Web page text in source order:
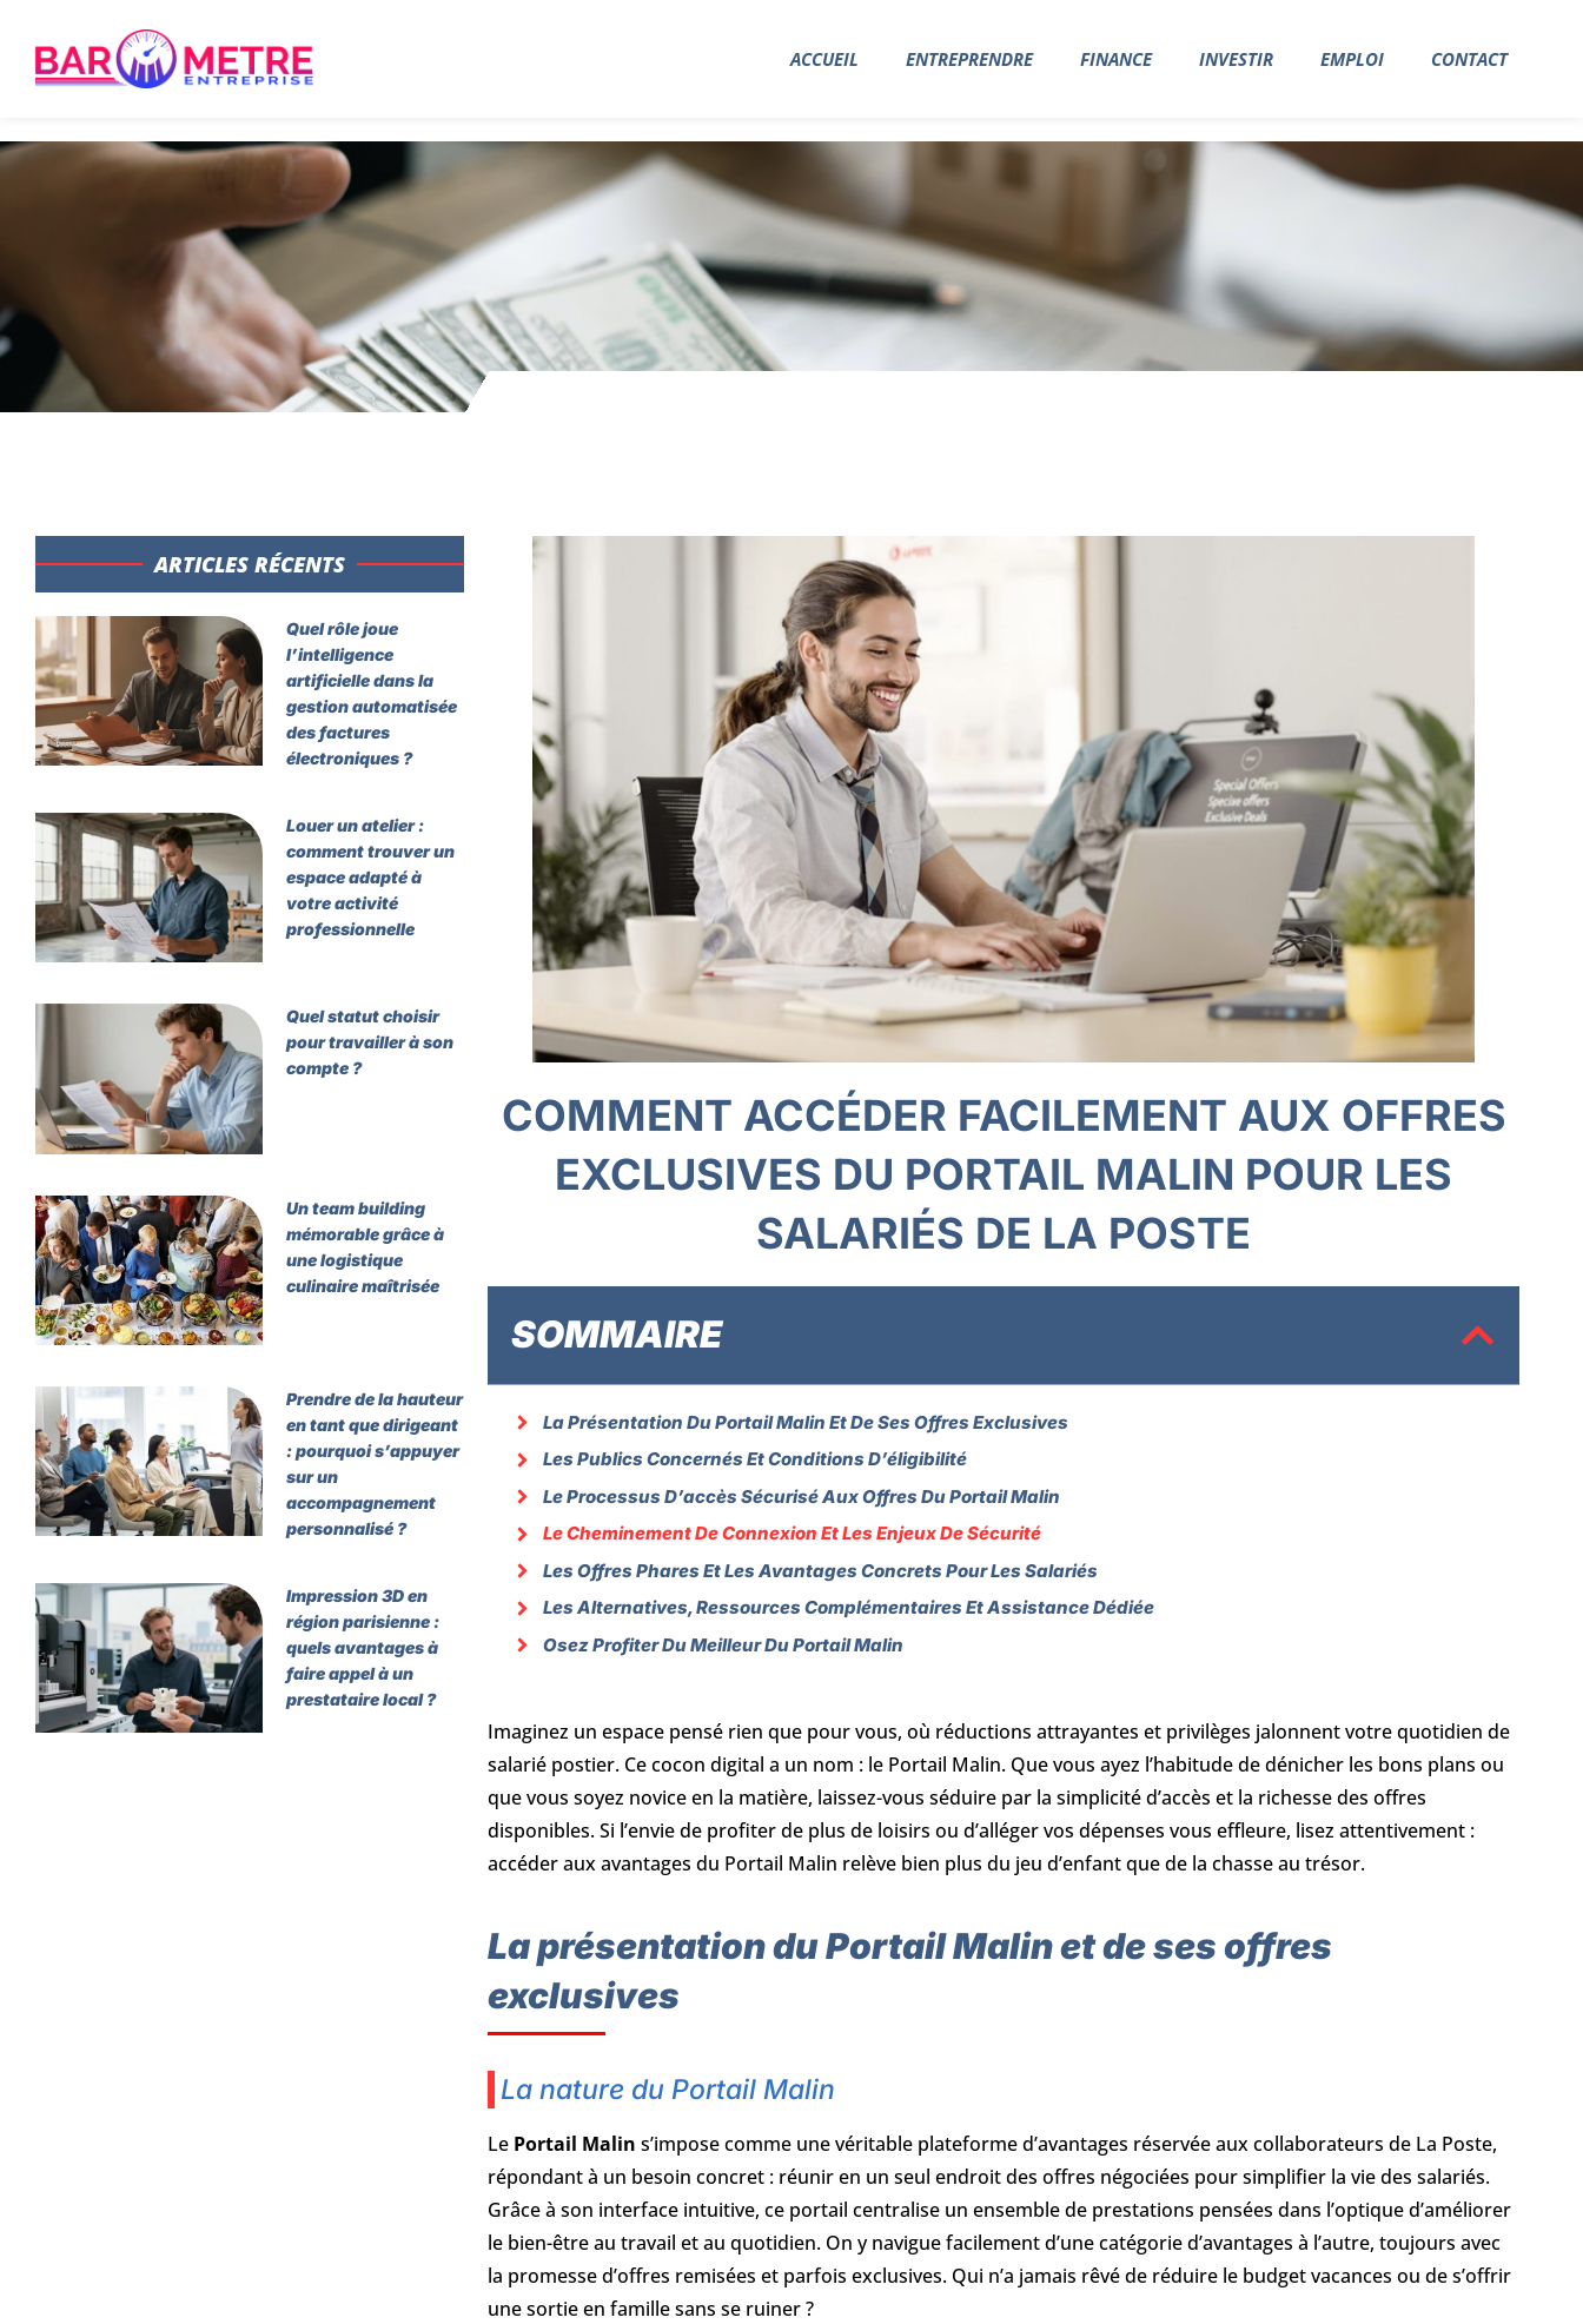
ACCUEIL ENTREPRENDRE FINANCE INVESTIR EMPLOI CONTACT
ARTICLES RÉCENTS​
Quel rôle joue
l’intelligence
artificielle dans la
gestion automatisée
des factures
électroniques ?
Louer un atelier :
comment trouver un
espace adapté à
votre activité
professionnelle
Quel statut choisir
pour travailler à son
compte ?
Un team building
mémorable grâce à
une logistique
culinaire maîtrisée
Prendre de la hauteur
en tant que dirigeant
: pourquoi s’appuyer
sur un
accompagnement
personnalisé ?
Impression 3D en
région parisienne :
quels avantages à
faire appel à un
prestataire local ?
COMMENT ACCÉDER FACILEMENT AUX OFFRES
EXCLUSIVES DU PORTAIL MALIN POUR LES
SALARIÉS DE LA POSTE
SOMMAIRE
La Présentation Du Portail Malin Et De Ses Offres Exclusives
Les Publics Concernés Et Conditions D’éligibilité
Le Processus D’accès Sécurisé Aux Offres Du Portail Malin
Le Cheminement De Connexion Et Les Enjeux De Sécurité
Les Offres Phares Et Les Avantages Concrets Pour Les Salariés
Les Alternatives, Ressources Complémentaires Et Assistance Dédiée
Osez Profiter Du Meilleur Du Portail Malin
Imaginez un espace pensé rien que pour vous, où réductions attrayantes et privilèges jalonnent votre quotidien de
salarié postier. Ce cocon digital a un nom : le Portail Malin. Que vous ayez l’habitude de dénicher les bons plans ou
que vous soyez novice en la matière, laissez-vous séduire par la simplicité d’accès et la richesse des offres
disponibles. Si l’envie de profiter de plus de loisirs ou d’alléger vos dépenses vous effleure, lisez attentivement :
accéder aux avantages du Portail Malin relève bien plus du jeu d’enfant que de la chasse au trésor.
La présentation du Portail Malin et de ses offres
exclusives
La nature du Portail Malin
Le Portail Malin s’impose comme une véritable plateforme d’avantages réservée aux collaborateurs de La Poste,
répondant à un besoin concret : réunir en un seul endroit des offres négociées pour simplifier la vie des salariés.
Grâce à son interface intuitive, ce portail centralise un ensemble de prestations pensées dans l’optique d’améliorer
le bien-être au travail et au quotidien. On y navigue facilement d’une catégorie d’avantages à l’autre, toujours avec
la promesse d’offres remisées et parfois exclusives. Qui n’a jamais rêvé de réduire le budget vacances ou de s’offrir
une sortie en famille sans se ruiner ?